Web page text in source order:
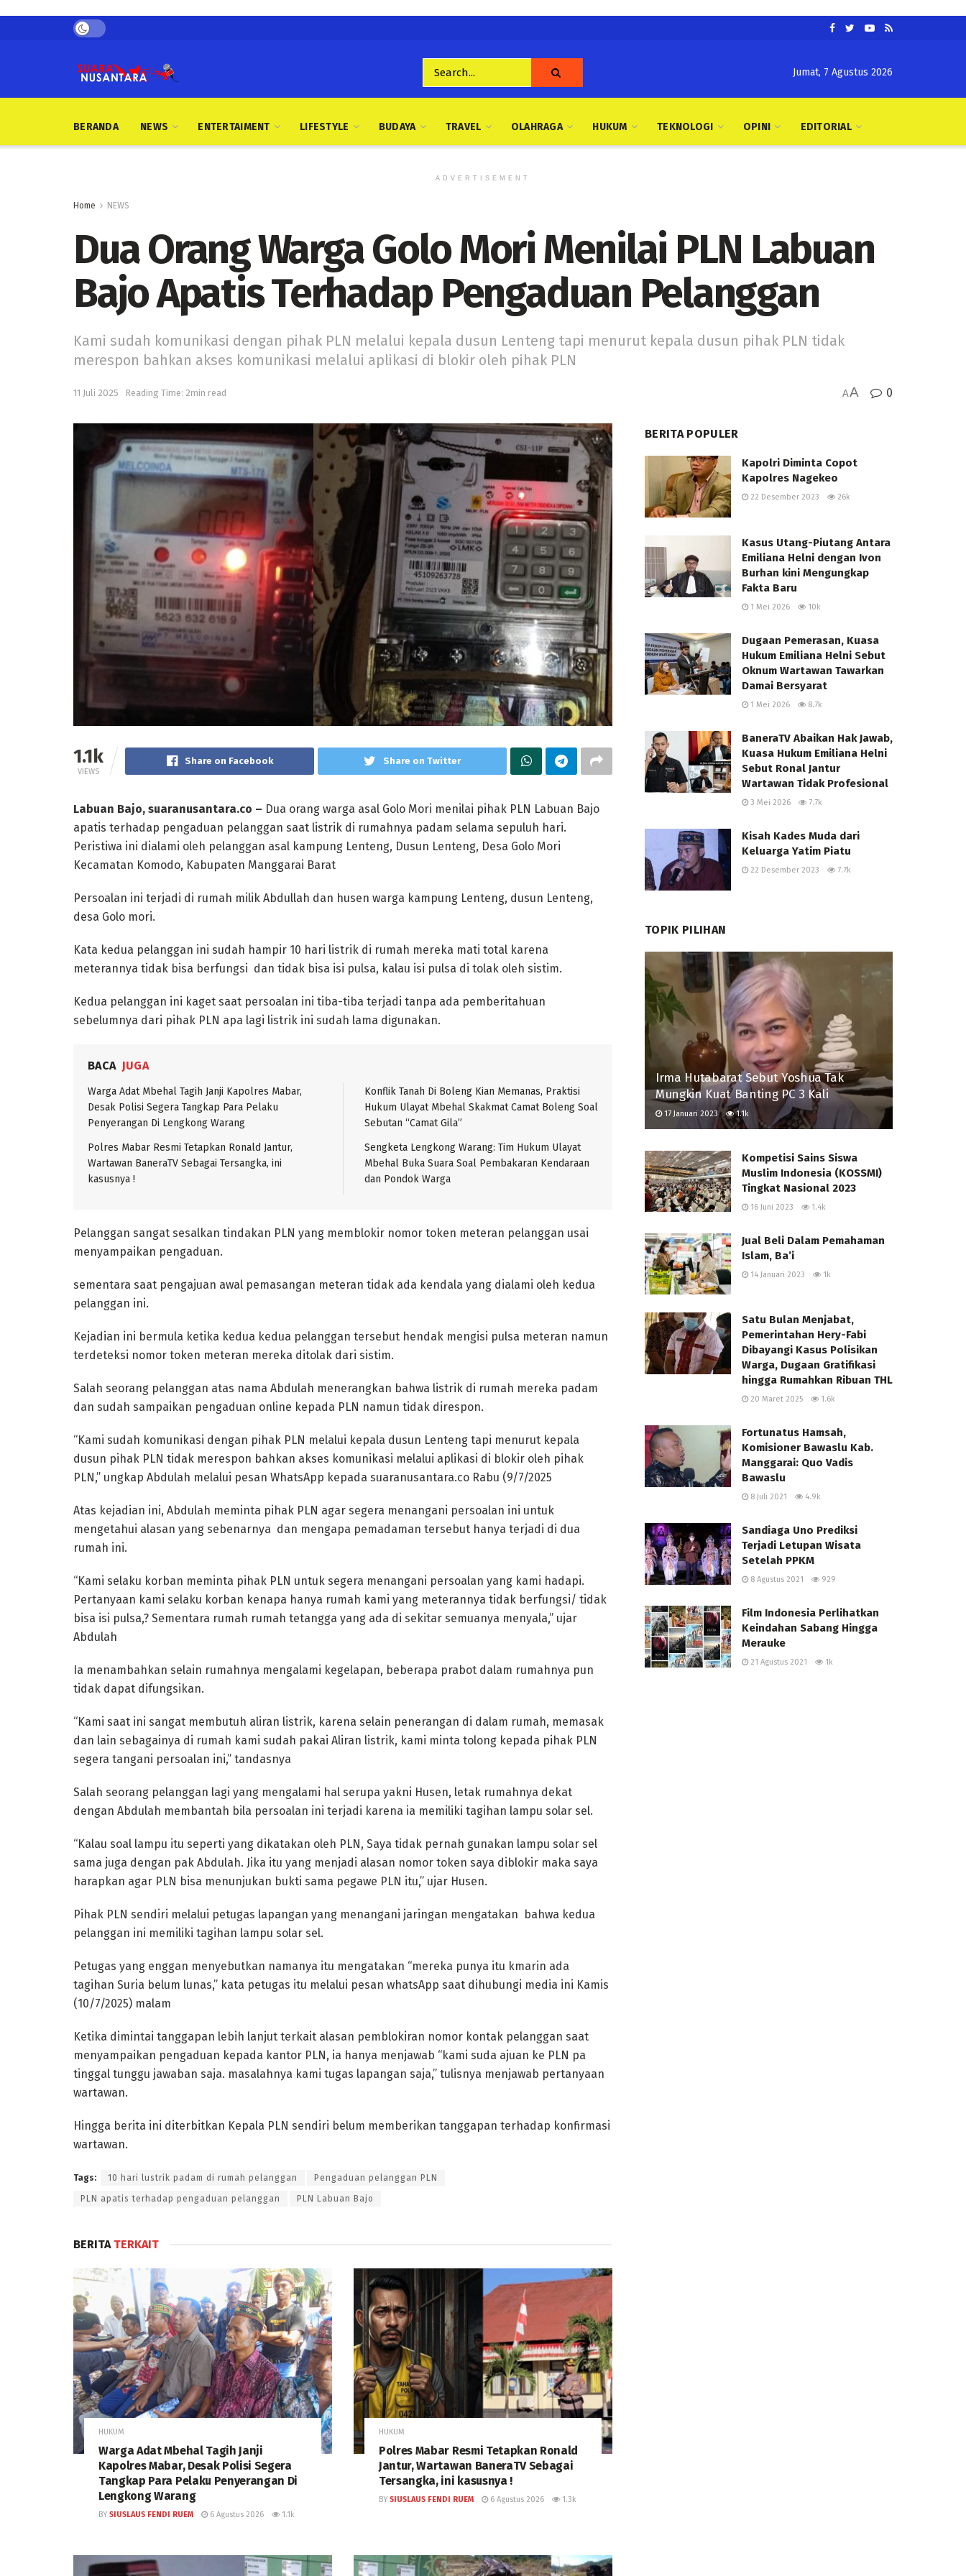
Jumat, 7 Agustus 2026
BERANDA NEWS ENTERTAIMENT LIFESTYLE BUDAYA TRAVEL OLAHRAGA HUKUM TEKNOLOGI OPINI EDITORIAL
ADVERTISEMENT
Home NEWS
Dua Orang Warga Golo Mori Menilai PLN Labuan
Bajo Apatis Terhadap Pengaduan Pelanggan
Kami sudah komunikasi dengan pihak PLN melalui kepala dusun Lenteng tapi menurut kepala dusun pihak PLN tidak
merespon bahkan akses komunikasi melalui aplikasi di blokir oleh pihak PLN
11 Juli 2025 Reading Time: 2min read AA 0
1.1k
VIEWS
Share on Facebook Share on Twitter
Labuan Bajo, suaranusantara.co – Dua orang warga asal Golo Mori menilai pihak PLN Labuan Bajo
apatis terhadap pengaduan pelanggan saat listrik di rumahnya padam selama sepuluh hari.
Peristiwa ini dialami oleh pelanggan asal kampung Lenteng, Dusun Lenteng, Desa Golo Mori
Kecamatan Komodo, Kabupaten Manggarai Barat
Persoalan ini terjadi di rumah milik Abdullah dan husen warga kampung Lenteng, dusun Lenteng,
desa Golo mori.
Kata kedua pelanggan ini sudah hampir 10 hari listrik di rumah mereka mati total karena
meterannya tidak bisa berfungsi dan tidak bisa isi pulsa, kalau isi pulsa di tolak oleh sistim.
Kedua pelanggan ini kaget saat persoalan ini tiba-tiba terjadi tanpa ada pemberitahuan
sebelumnya dari pihak PLN apa lagi listrik ini sudah lama digunakan.
BACA JUGA
Warga Adat Mbehal Tagih Janji Kapolres Mabar,
Desak Polisi Segera Tangkap Para Pelaku
Penyerangan Di Lengkong Warang
Polres Mabar Resmi Tetapkan Ronald Jantur,
Wartawan BaneraTV Sebagai Tersangka, ini
kasusnya !
Konflik Tanah Di Boleng Kian Memanas, Praktisi
Hukum Ulayat Mbehal Skakmat Camat Boleng Soal
Sebutan “Camat Gila”
Sengketa Lengkong Warang: Tim Hukum Ulayat
Mbehal Buka Suara Soal Pembakaran Kendaraan
dan Pondok Warga
Pelanggan sangat sesalkan tindakan PLN yang memblokir nomor token meteran pelanggan usai
menyampaikan pengaduan.
sementara saat pengajuan awal pemasangan meteran tidak ada kendala yang dialami oleh kedua
pelanggan ini.
Kejadian ini bermula ketika kedua kedua pelanggan tersebut hendak mengisi pulsa meteran namun
terdeteksi nomor token meteran mereka ditolak dari sistim.
Salah seorang pelanggan atas nama Abdulah menerangkan bahwa listrik di rumah mereka padam
dan sudah sampaikan pengaduan online kepada PLN namun tidak direspon.
“Kami sudah komunikasi dengan pihak PLN melalui kepala dusun Lenteng tapi menurut kepala
dusun pihak PLN tidak merespon bahkan akses komunikasi melalui aplikasi di blokir oleh pihak
PLN,” ungkap Abdulah melalui pesan WhatsApp kepada suaranusantara.co Rabu (9/7/2025
Atas kejadian ini, Abdulah meminta pihak PLN agar segera menangani persoalan ini untuk
mengetahui alasan yang sebenarnya dan mengapa pemadaman tersebut hanya terjadi di dua
rumah ini.
“Kami selaku korban meminta pihak PLN untuk segera menangani persoalan yang kami hadapi.
Pertanyaan kami selaku korban kenapa hanya rumah kami yang meterannya tidak berfungsi/ tidak
bisa isi pulsa,? Sementara rumah rumah tetangga yang ada di sekitar semuanya menyala,” ujar
Abdulah
Ia menambahkan selain rumahnya mengalami kegelapan, beberapa prabot dalam rumahnya pun
tidak dapat difungsikan.
“Kami saat ini sangat membutuh aliran listrik, karena selain penerangan di dalam rumah, memasak
dan lain sebagainya di rumah kami sudah pakai Aliran listrik, kami minta tolong kepada pihak PLN
segera tangani persoalan ini,” tandasnya
Salah seorang pelanggan lagi yang mengalami hal serupa yakni Husen, letak rumahnya dekat
dengan Abdulah membantah bila persoalan ini terjadi karena ia memiliki tagihan lampu solar sel.
“Kalau soal lampu itu seperti yang dikatakan oleh PLN, Saya tidak pernah gunakan lampu solar sel
sama juga dengan pak Abdulah. Jika itu yang menjadi alasan nomor token saya diblokir maka saya
harapkan agar PLN bisa menunjukan bukti sama pegawe PLN itu,” ujar Husen.
Pihak PLN sendiri melalui petugas lapangan yang menangani jaringan mengatakan bahwa kedua
pelanggan ini memiliki tagihan lampu solar sel.
Petugas yang enggan menyebutkan namanya itu mengatakan “mereka punya itu kmarin ada
tagihan Suria belum lunas,” kata petugas itu melalui pesan whatsApp saat dihubungi media ini Kamis
(10/7/2025) malam
Ketika dimintai tanggapan lebih lanjut terkait alasan pemblokiran nomor kontak pelanggan saat
menyampaikan pengaduan kepada kantor PLN, ia hanya menjawab “kami suda ajuan ke PLN pa
tinggal tunggu jawaban saja. masalahnya kami tugas lapangan saja,” tulisnya menjawab pertanyaan
wartawan.
Hingga berita ini diterbitkan Kepala PLN sendiri belum memberikan tanggapan terhadap konfirmasi
wartawan.
Tags: 10 hari lustrik padam di rumah pelanggan Pengaduan pelanggan PLN
PLN apatis terhadap pengaduan pelanggan PLN Labuan Bajo
BERITATERKAIT
HUKUM
Warga Adat Mbehal Tagih Janji
Kapolres Mabar, Desak Polisi Segera
Tangkap Para Pelaku Penyerangan Di
Lengkong Warang
BY SIUSLAUS FENDI RUEM 6 Agustus 2026 1.1k
HUKUM
Polres Mabar Resmi Tetapkan Ronald
Jantur, Wartawan BaneraTV Sebagai
Tersangka, ini kasusnya !
BY SIUSLAUS FENDI RUEM 6 Agustus 2026 1.3k
BERITA POPULER
Kapolri Diminta Copot
Kapolres Nagekeo
22 Desember 2023 26k
Kasus Utang-Piutang Antara
Emiliana Helni dengan Ivon
Burhan kini Mengungkap
Fakta Baru
1 Mei 2026 10k
Dugaan Pemerasan, Kuasa
Hukum Emiliana Helni Sebut
Oknum Wartawan Tawarkan
Damai Bersyarat
1 Mei 2026 8.7k
BaneraTV Abaikan Hak Jawab,
Kuasa Hukum Emiliana Helni
Sebut Ronal Jantur
Wartawan Tidak Profesional
3 Mei 2026 7.7k
Kisah Kades Muda dari
Keluarga Yatim Piatu
22 Desember 2023 7.7k
TOPIK PILIHAN
Irma Hutabarat Sebut Yoshua Tak
Mungkin Kuat Banting PC 3 Kali
17 Januari 2023 1.1k
Kompetisi Sains Siswa
Muslim Indonesia (KOSSMI)
Tingkat Nasional 2023
16 Juni 2023 1.4k
Jual Beli Dalam Pemahaman
Islam, Ba’i
14 Januari 2023 1k
Satu Bulan Menjabat,
Pemerintahan Hery-Fabi
Dibayangi Kasus Polisikan
Warga, Dugaan Gratifikasi
hingga Rumahkan Ribuan THL
20 Maret 2025 1.6k
Fortunatus Hamsah,
Komisioner Bawaslu Kab.
Manggarai: Quo Vadis
Bawaslu
8 Juli 2021 4.9k
Sandiaga Uno Prediksi
Terjadi Letupan Wisata
Setelah PPKM
8 Agustus 2021 929
Film Indonesia Perlihatkan
Keindahan Sabang Hingga
Merauke
21 Agustus 2021 1k